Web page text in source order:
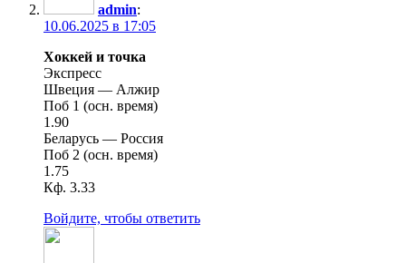
admin:
10.06.2025 в 17:05
Хоккей и точка
Экспресс
Швеция — Алжир
Поб 1 (осн. время)
1.90
Беларусь — Россия
Поб 2 (осн. время)
1.75
Кф. 3.33
Войдите, чтобы ответить